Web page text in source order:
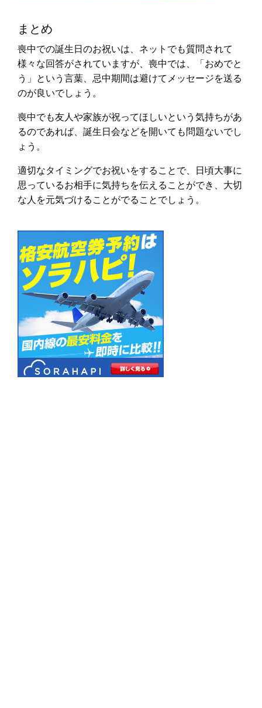
まとめ
喪中での誕生日のお祝いは、ネットでも質問されて
様々な回答がされていますが、喪中では、「おめでと
う」という言葉、忌中期間は避けてメッセージを送る
のが良いでしょう。
喪中でも友人や家族が祝ってほしいという気持ちがあ
るのであれば、誕生日会などを開いても問題ないでし
ょう。
適切なタイミングでお祝いをすることで、日頃大事に
思っているお相手に気持ちを伝えることができ、大切
な人を元気づけることがでることでしょう。